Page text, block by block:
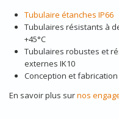
Tubulaire étanches IP66
Tubulaires résistants à
+45°C
Tubulaires robustes et
externes IK10
Conception et fabrication
En savoir plus surnos